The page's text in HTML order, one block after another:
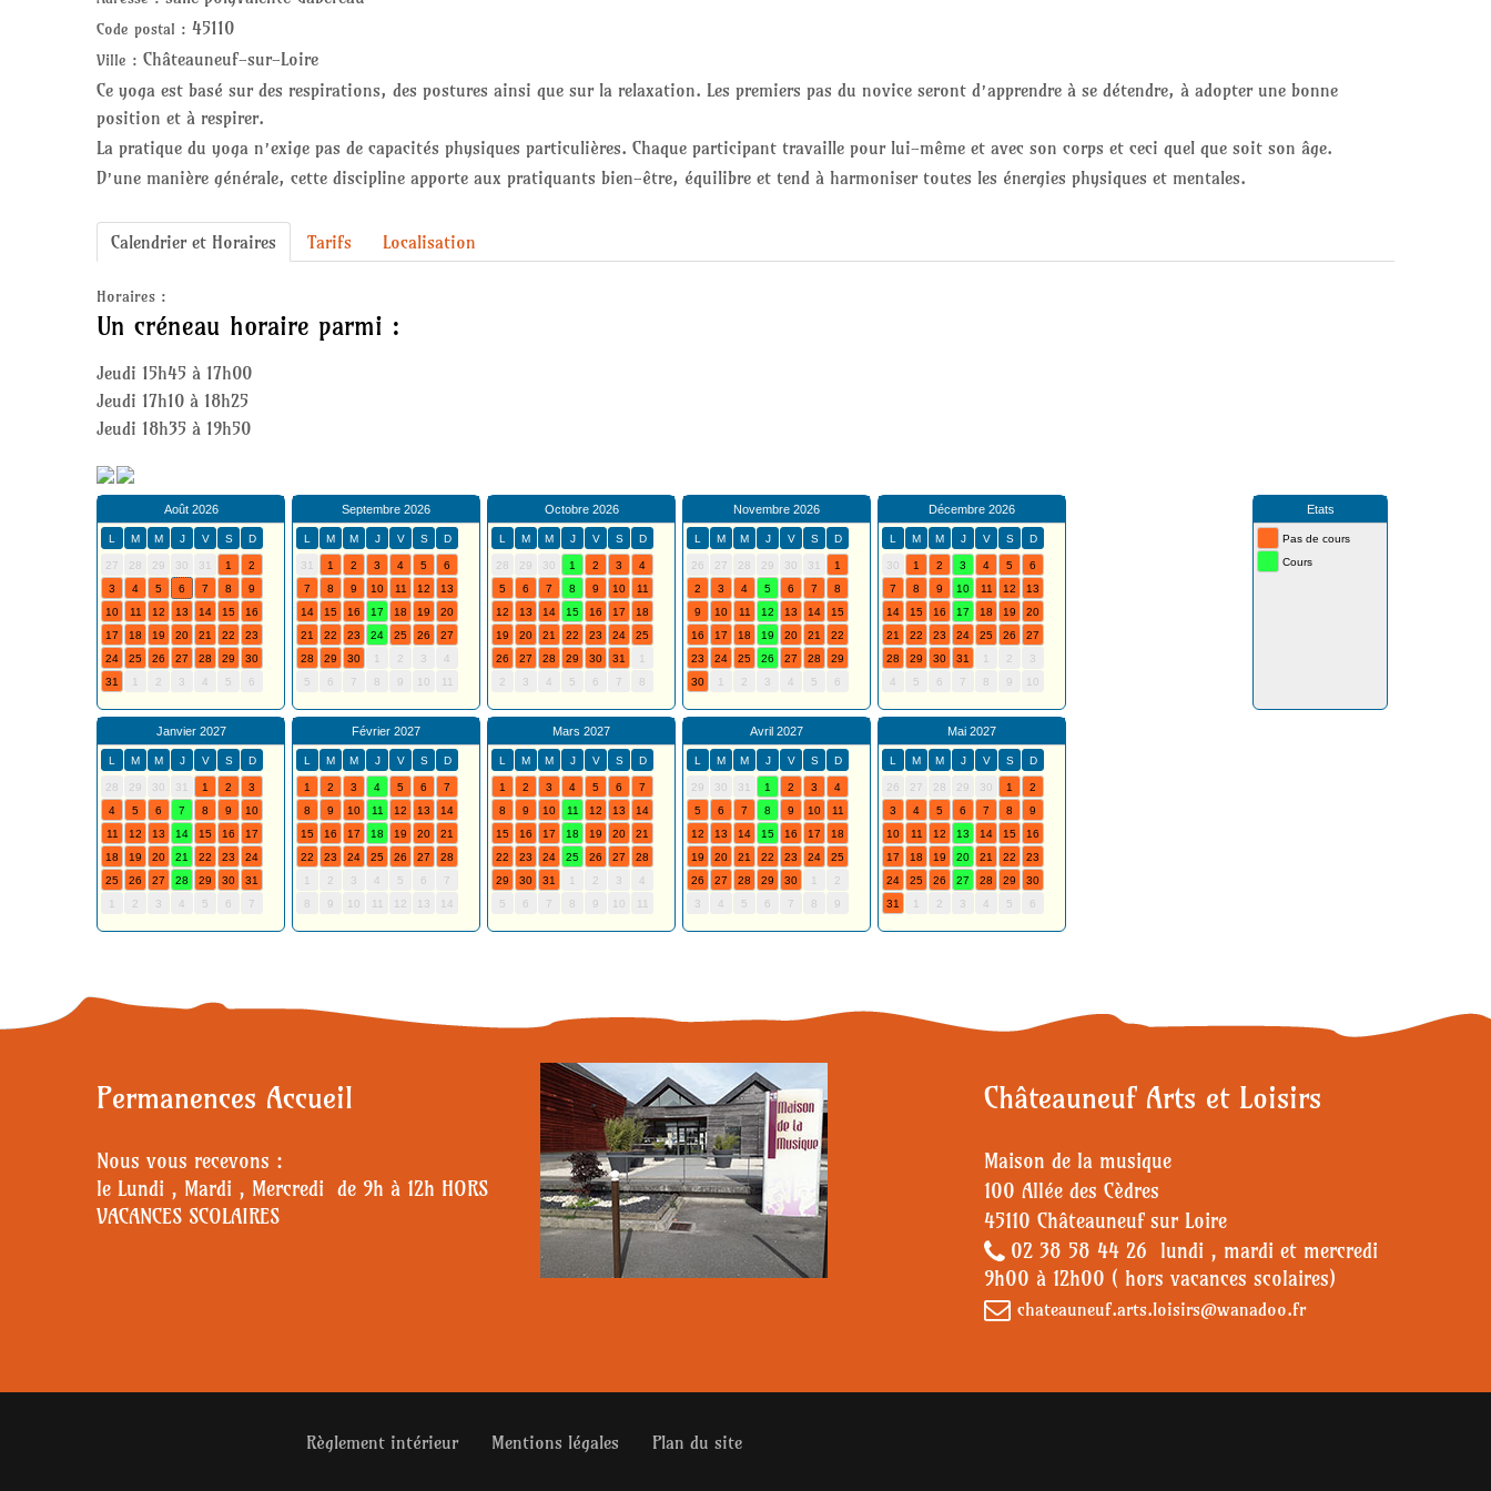
Code postal : 45110
Ville : Châteauneuf-sur-Loire
Ce yoga est basé sur des respirations, des postures ainsi que sur la relaxation. Les premiers pas du novice seront d’apprendre à se détendre, à adopter une bonne
position et à respirer.
La pratique du yoga n’exige pas de capacités physiques particulières. Chaque participant travaille pour lui-même et avec son corps et ceci quel que soit son âge.
D’une manière générale, cette discipline apporte aux pratiquants bien-être, équilibre et tend à harmoniser toutes les énergies physiques et mentales.
Calendrier et Horaires Tarifs Localisation
Horaires :
Un créneau horaire parmi :
Jeudi 15h45 à 17h00
Jeudi 17h10 à 18h25
Jeudi 18h35 à 19h50
Août 2026
L M M J V S D
27 28 29 30 31 1
2
3
4 5 6 7 8
9
10
11 12 13 14 15
16
17
18 19 20 21 22
23
24
25 26 27 28 29
30
31
1 2 3 4 5 6
Septembre 2026
L M M J V S D
31 1 2 3 4 5
6
7
8 9 10 11 12
13
14
15 16 17 18 19
20
21
22 23 24 25 26
27
28
29 30 1 2 3
4
5
6 7 8 9 10 11
Octobre 2026
L M M J V S D
28 29 30 1 2 3
4
5
6 7 8 9 10
11
12
13 14 15 16 17
18
19
20 21 22 23 24
25
26
27 28 29 30 31
1
2
3 4 5 6 7 8
Novembre 2026
L M M J V S D
26 27 28 29 30 31
1
2
3 4 5 6 7
8
9
10 11 12 13 14
15
16
17 18 19 20 21
22
23
24 25 26 27 28
29
30
1 2 3 4 5 6
Décembre 2026
L M M J V S D
30 1 2 3 4 5
6
7
8 9 10 11 12
13
14
15 16 17 18 19
20
21
22 23 24 25 26
27
28
29 30 31 1 2
3
4
5 6 7 8 9 10
Janvier 2027
L M M J V S D
28 29 30 31 1 2
3
4
5 6 7 8 9
10
11
12 13 14 15 16
17
18
19 20 21 22 23
24
25
26 27 28 29 30
31
1
2 3 4 5 6 7
Février 2027
L M M J V S D
1 2 3 4 5 6
7
8
9 10 11 12 13
14
15
16 17 18 19 20
21
22
23 24 25 26 27
28
1
2 3 4 5 6
7
8
9 10 11 12 13 14
Mars 2027
L M M J V S D
1 2 3 4 5 6
7
8
9 10 11 12 13
14
15
16 17 18 19 20
21
22
23 24 25 26 27
28
29
30 31 1 2 3
4
5
6 7 8 9 10 11
Avril 2027
L M M J V S D
29 30 31 1 2 3
4
5
6 7 8 9 10
11
12
13 14 15 16 17
18
19
20 21 22 23 24
25
26
27 28 29 30 1
2
3
4 5 6 7 8 9
Mai 2027
L M M J V S D
26 27 28 29 30 1
2
3
4 5 6 7 8
9
10
11 12 13 14 15
16
17
18 19 20 21 22
23
24
25 26 27 28 29
30
31
1 2 3 4 5 6
Etats
Pas de cours
Cours
Permanences Accueil
Nous vous recevons :
le Lundi , Mardi , Mercredi de 9h à 12h HORS
VACANCES SCOLAIRES
Châteauneuf Arts et Loisirs
Maison de la musique
100 Allée des Cèdres
45110 Châteauneuf sur Loire
02 38 58 44 26 lundi , mardi et mercredi
9h00 à 12h00 ( hors vacances scolaires)
chateauneuf.arts.loisirs@wanadoo.fr
Règlement intérieur Mentions légales Plan du site